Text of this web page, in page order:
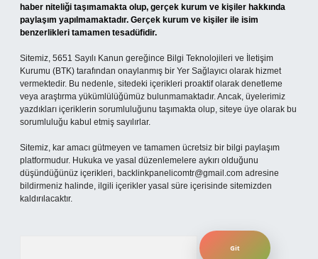
haber niteliği taşımamakta olup, gerçek kurum ve kişiler hakkında
paylaşım yapılmamaktadır. Gerçek kurum ve kişiler ile isim
benzerlikleri tamamen tesadüfidir.
Sitemiz, 5651 Sayılı Kanun gereğince Bilgi Teknolojileri ve İletişim
Kurumu (BTK) tarafından onaylanmış bir Yer Sağlayıcı olarak hizmet
vermektedir. Bu nedenle, sitedeki içerikleri proaktif olarak denetleme
veya araştırma yükümlülüğümüz bulunmamaktadır. Ancak, üyelerimiz
yazdıkları içeriklerin sorumluluğunu taşımakta olup, siteye üye olarak bu
sorumluluğu kabul etmiş sayılırlar.
Sitemiz, kar amacı gütmeyen ve tamamen ücretsiz bir bilgi paylaşım
platformudur. Hukuka ve yasal düzenlemelere aykırı olduğunu
düşündüğünüz içerikleri, backlinkpanelicomtr@gmail.com adresine
bildirmeniz halinde, ilgili içerikler yasal süre içerisinde sitemizden
kaldırılacaktır.